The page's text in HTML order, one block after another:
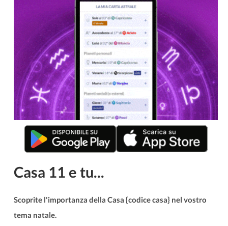
Casa 11 e tu...
Scoprite l'importanza della Casa {codice casa} nel vostro
tema natale.